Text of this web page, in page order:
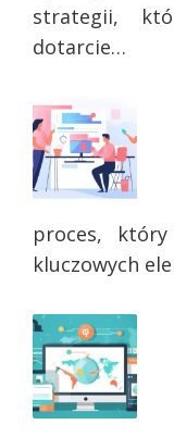
strategii,
dotarcie…
proces,
kluczowych